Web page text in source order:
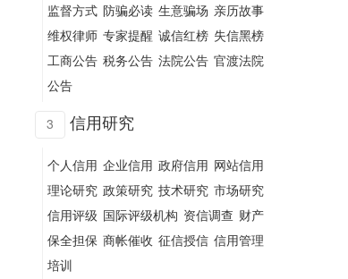
监督方式 防骗必读 生意骗场 亲历故事
维权律师 专家提醒 诚信红榜 失信黑榜
工商公告 税务公告 法院公告 官渡法院
公告
3 信用研究
个人信用 企业信用 政府信用 网站信用
理论研究 政策研究 技术研究 市场研究
信用评级 国际评级机构 资信调查 财产
保全担保 商帐催收 征信授信 信用管理
培训